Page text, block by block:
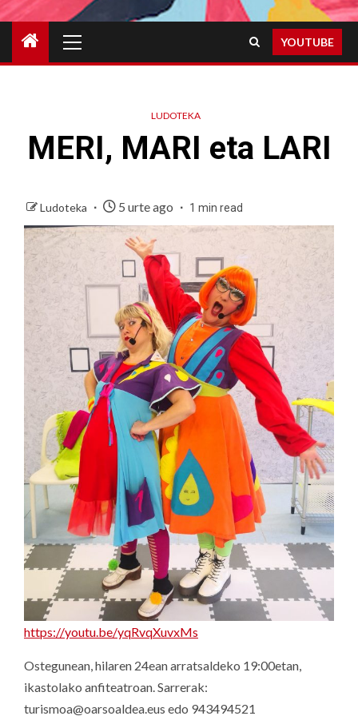
Menu
YOUTUBE
LUDOTEKA
MERI, MARI eta LARI
Ludoteka 5 urte ago 1 min read
https://youtu.be/yqRvqXuvxMs
Ostegunean, hilaren 24ean arratsaldeko 19:00etan,
ikastolako anfiteatroan. Sarrerak:
turismoa@oarsoaldea.eus edo 943494521